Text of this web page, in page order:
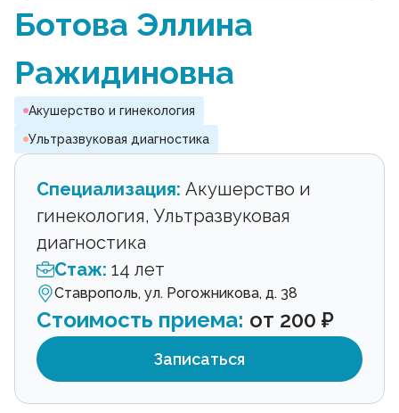
Ботова Эллина
Ражидиновна
Акушерство и гинекология
Ультразвуковая диагностика
Специализация: Акушерство и
гинекология, Ультразвуковая
диагностика
Стаж: 14 лет
Ставрополь, ул. Рогожникова, д. 38
Стоимость приема: от 200 ₽
Записаться